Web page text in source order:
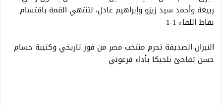
ربيعة وأحمد سيد زيزو وإبراهيم عادل، لتنتهي القمة باقتسام
نقاط اللقاء 1-1
النيران الصديقة تحرم منتخب مصر من فوز تاريخي وكتيبة حسام
حسن تفاجئ بلجيكا بأداء فرعوني